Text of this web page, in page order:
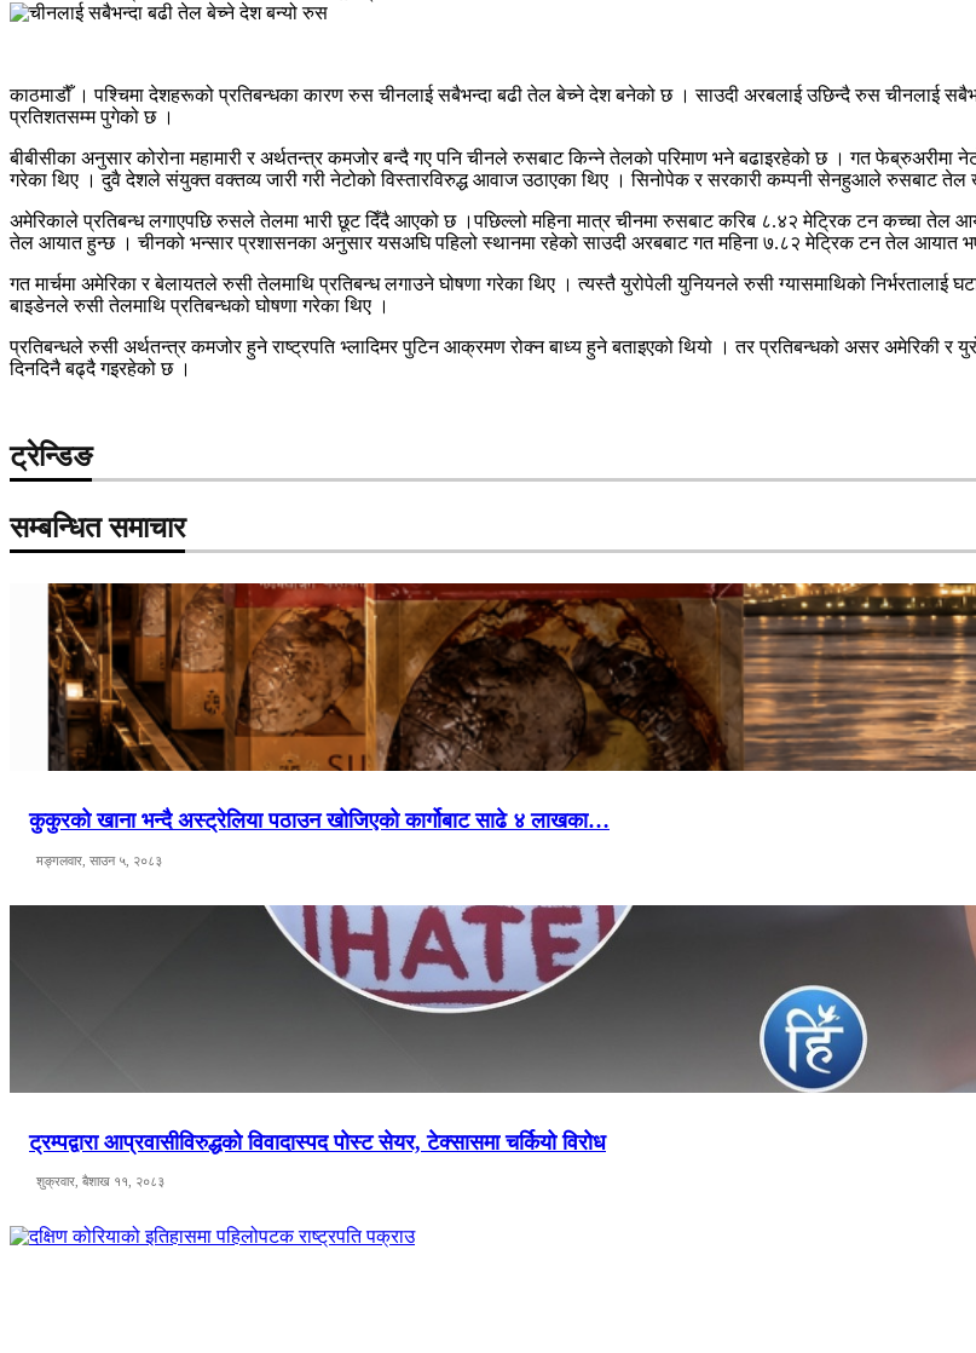
काठमाडौँ । पश्चिमा देशहरूको प्रतिबन्धका कारण रुस चीनलाई सबैभन्दा बढी तेल बेच्ने देश बनेको छ । साउदी अरबलाई उछिन्दै रुस चीनलाई
प्रतिशतसम्म पुगेको छ ।
बीबीसीका अनुसार कोरोना महामारी र अर्थतन्त्र कमजोर बन्दै गए पनि चीनले रुसबाट किन्ने तेलको परिमाण भने बढाइरहेको छ । गत
गरेका थिए । दुवै देशले संयुक्त वक्तव्य जारी गरी नेटोको विस्तारविरुद्ध आवाज उठाएका थिए । सिनोपेक र सरकारी कम्पनी सेनहुआले रुसबाट तेल
अमेरिकाले प्रतिबन्ध लगाएपछि रुसले तेलमा भारी छूट दिँदै आएको छ ।पछिल्लो महिना मात्र चीनमा रुसबाट करिब ८.४२ मेट्रिक टन कच्चा तेल
तेल आयात हुन्छ । चीनको भन्सार प्रशासनका अनुसार यसअघि पहिलो स्थानमा रहेको साउदी अरबबाट गत महिना ७.८२ मेट्रिक टन तेल आयात
गत मार्चमा अमेरिका र बेलायतले रुसी तेलमाथि प्रतिबन्ध लगाउने घोषणा गरेका थिए । त्यस्तै युरोपेली युनियनले रुसी ग्यासमाथिको
बाइडेनले रुसी तेलमाथि प्रतिबन्धको घोषणा गरेका थिए ।
प्रतिबन्धले रुसी अर्थतन्त्र कमजोर हुने राष्ट्रपति भ्लादिमर पुटिन आक्रमण रोक्न बाध्य हुने बताइएको थियो । तर प्रतिबन्धको असर अमेरिकी र
दिनदिनै बढ्दै गइरहेको छ ।
ट्रेन्डिङ
सम्बन्धित समाचार
कुकुरको खाना भन्दै अस्ट्रेलिया पठाउन खोजिएको कार्गोबाट साढे ४ लाखका…
मङ्गलवार, साउन ५, २०८३
ट्रम्पद्वारा आप्रवासीविरुद्धको विवादास्पद पोस्ट सेयर, टेक्सासमा चर्कियो विरोध
शुक्रवार, बैशाख ११, २०८३